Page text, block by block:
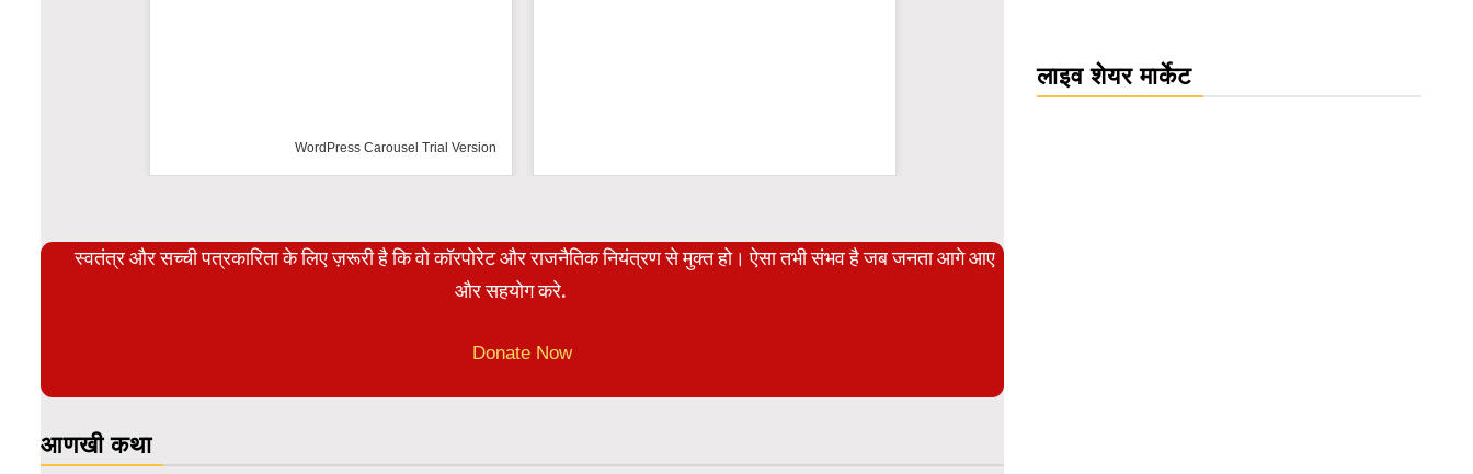
WordPress Carousel Trial Version
स्वतंत्र और सच्ची पत्रकारिता के लिए ज़रूरी है कि वो कॉरपोरेट और राजनैतिक नियंत्रण से मुक्त हो। ऐसा तभी संभव है जब जनता आगे आए
और सहयोग करे.
Donate Now
आणखी कथा
लाइव शेयर मार्केट